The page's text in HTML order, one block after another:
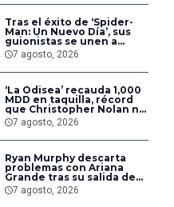
D: Bajo
Tras el éxito de ‘Spider-
Man: Un Nuevo Día’, sus
guionistas se unen a
‘Avengers: Doomsday’ y
‘Secret Wars’
7 agosto, 2026
‘La Odisea’ recauda 1,000
MDD en taquilla, récord
que Christopher Nolan no
alcanzaba desde hace 14
años
7 agosto, 2026
Ryan Murphy descarta
problemas con Ariana
Grande tras su salida de
‘American Horror Story’
7 agosto, 2026